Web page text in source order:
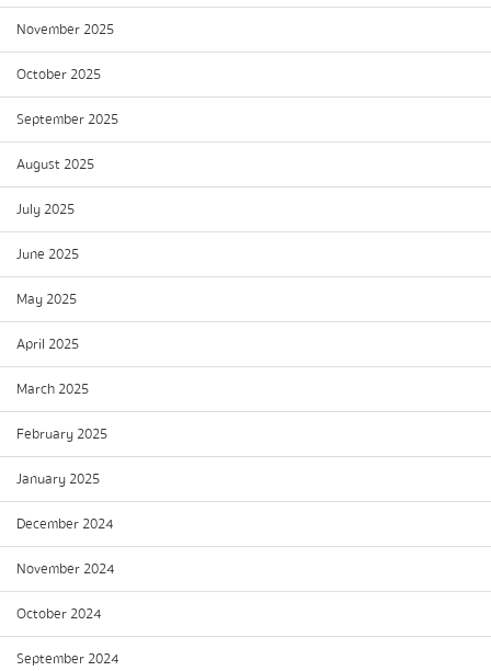
November 2025
October 2025
September 2025
August 2025
July 2025
June 2025
May 2025
April 2025
March 2025
February 2025
January 2025
December 2024
November 2024
October 2024
September 2024